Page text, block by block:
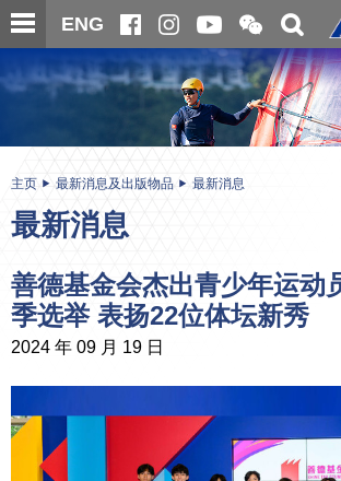
跳
至
内
ENG
开
合
微
信
二
维
码
关
搜
寻
内
主页 最新消息及出版物品 最新消息
最新消息
善德基金会杰出青少年运动
季选举 表扬22位体坛新秀
2024 年 09 月 19 日